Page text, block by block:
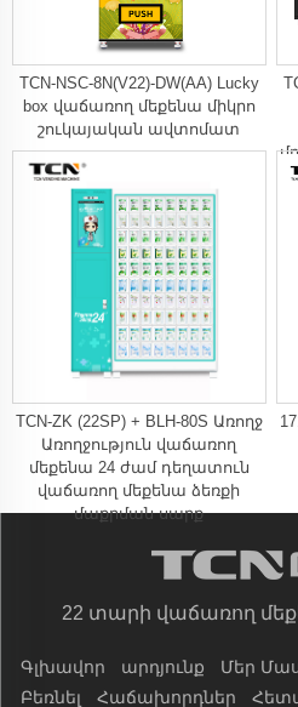
TCN-NSC-8N(V22)-DW(AA) Lucky
box վաճառող մեքենա միկրո
շուկայական ավտոմատ
TCN-ZK (22SP) + BLH-80S Առողջ
Առողջություն վաճառող
մեքենա 24 ժամ դեղատուն
վաճառող մեքենա ձեռքի
մաքրման սարք
22 տարի վաճառող
Գլխավոր արդյունք Մեր
Բեռնել
Հաճախորդներ